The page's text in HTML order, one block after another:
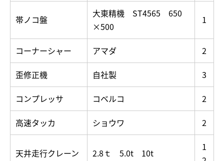
帯ノコ盤
大東精機 ST4565 650
×500
1
コーナーシャー アマダ
2
歪修正機
自社製
3
コンプレッサ
コベルコ
2
高速タッカ
ショウワ 2
天井走行クレーン 2.8ｔ 5.0t 10t
1